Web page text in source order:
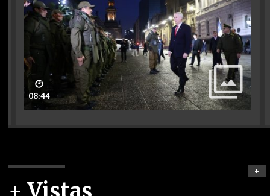
🕑
08:44
+